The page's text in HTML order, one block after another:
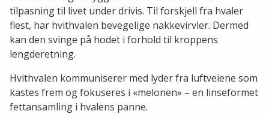
tilpasning til livet under drivis. Til forskjell fra hvaler
flest, har hvithvalen bevegelige nakkevirvler. Dermed
kan den svinge på hodet i forhold til kroppens
lengderetning.
Hvithvalen kommuniserer med lyder fra luftveiene som
kastes frem og fokuseres i «melonen» – en linseformet
fettansamling i hvalens panne.